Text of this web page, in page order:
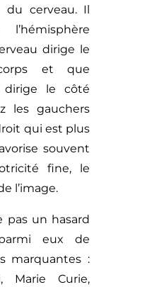
du cerveau. Il
dirige le
et que
dirige le côté
les gauchers
qui est plus
souvent
fine, le
l’image.
pas un hasard
eux de
marquantes :
Marie Curie,